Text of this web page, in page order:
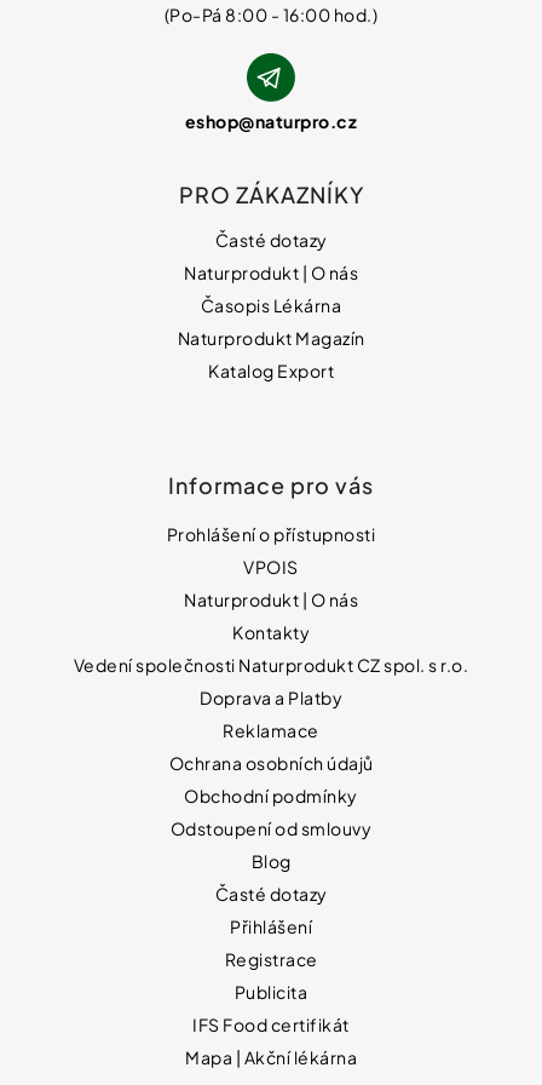
eshop@naturpro.cz
PRO ZÁKAZNÍKY
Časté dotazy
Naturprodukt | O nás
Časopis Lékárna
Naturprodukt Magazín
Katalog Export
Informace pro vás
Prohlášení o přístupnosti
VPOIS
Naturprodukt | O nás
Kontakty
Vedení společnosti Naturprodukt CZ spol. s r.o.
Doprava a Platby
Reklamace
Ochrana osobních údajů
Obchodní podmínky
Odstoupení od smlouvy
Blog
Časté dotazy
Přihlášení
Registrace
Publicita
IFS Food certifikát
Mapa | Akční lékárna